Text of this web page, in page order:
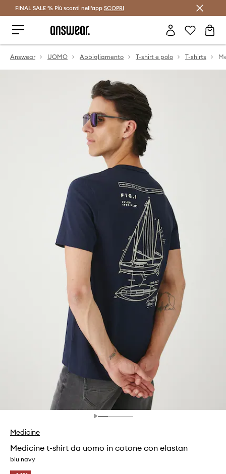
Risparmia con Answear Club >
FINAL SALE % Più sconti nell'app SCOPRI
Answear UOMO Abbigliamento T-shirt e polo T-shirts
Medicine
Medicine t-shirt da uomo in cotone con elastan
blu navy